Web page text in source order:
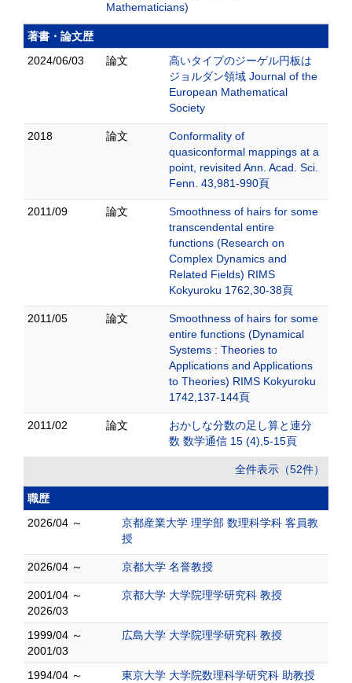
Mathematicians)
著書・論文歴
2024/06/03
論文
高いタイプのジーゲル円板は
ジョルダン領域 Journal of the
European Mathematical
Society
2018 論文
Conformality of
quasiconformal mappings at a
point, revisited Ann. Acad. Sci.
Fenn. 43,981-990頁
2011/09 論文
Smoothness of hairs for some
transcendental entire
functions (Research on
Complex Dynamics and
Related Fields) RIMS
Kokyuroku 1762,30-38頁
2011/05 論文
Smoothness of hairs for some
entire functions (Dynamical
Systems : Theories to
Applications and Applications
to Theories) RIMS Kokyuroku
1742,137-144頁
2011/02 論文
おかしな分数の足し算と連分
数 数学通信 15 (4),5-15頁
全件表示（52件）
職歴
2026/04 ～
京都産業大学 理学部 数理科学科 客員教
授
2026/04 ～ 京都大学 名誉教授
2001/04 ～
2026/03
京都大学 大学院理学研究科 教授
1999/04 ～
2001/03
広島大学 大学院理学研究科 教授
1994/04 ～
東京大学 大学院数理科学研究科 助教授